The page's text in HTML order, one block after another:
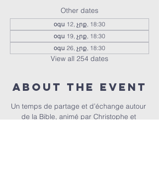
Other dates
օգս 12, չրք, 18:30
օգս 19, չրք, 18:30
օգս 26, չրք, 18:30
View all 254 dates
About the event
Un temps de partage et d’échange autour
de la Bible, animé par Christophe et